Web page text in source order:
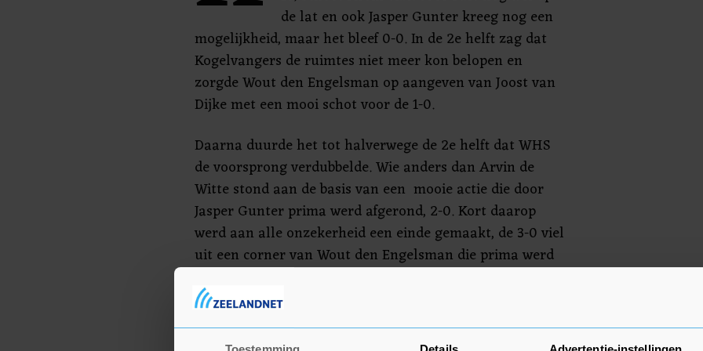
de lat en ook Jasper Gunter kreeg nog een
mogelijkheid, maar het bleef 0-0. In de 2e helft zag dat
Kogelvangers de ruimtes niet meer kon belopen en
zorgde Wout den Engelsman op aangeven van Joost van
Dijke met een mooi schot voor de 1-0.
Daarna duurde het tot halverwege de 2e helft dat WHS
de voorsprong verdubbelde. Wie anders dan Arvin de
Witte stond aan de basis van een mooie actie die door
Jasper Gunter prima werd afgerond, 2-0. Kort daarop
werd aan alle onzekerheid een einde gemaakt, de 3-0 viel
uit een corner van Wout den Engelsman die prima werd
werd afgerond door de broer van Wout, Machiel den
Engelsman.